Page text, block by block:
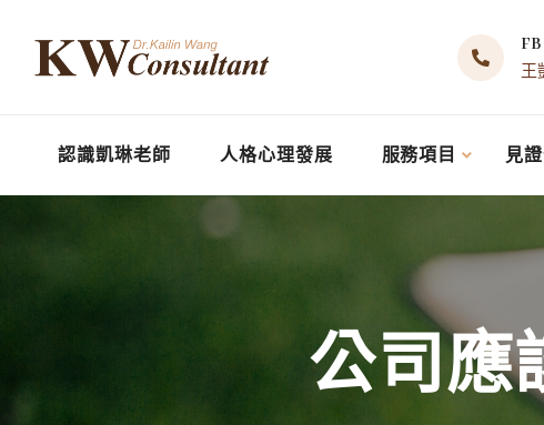
王
認識凱琳老師 人格心理發展 服務項目 見
公司應